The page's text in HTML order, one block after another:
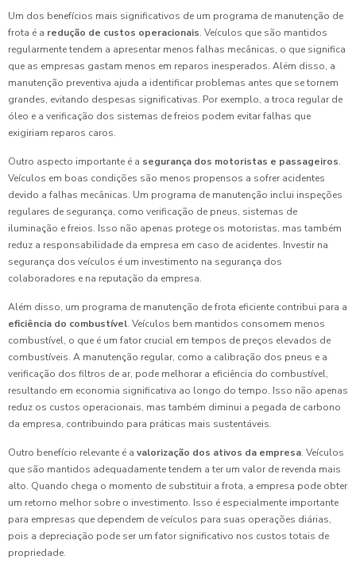
Um dos benefícios mais significativos de um programa de manutenção de
frota é a redução de custos operacionais. Veículos que são mantidos
regularmente tendem a apresentar menos falhas mecânicas, o que significa
que as empresas gastam menos em reparos inesperados. Além disso, a
manutenção preventiva ajuda a identificar problemas antes que se tornem
grandes, evitando despesas significativas. Por exemplo, a troca regular de
óleo e a verificação dos sistemas de freios podem evitar falhas que
exigiriam reparos caros.
Outro aspecto importante é a segurança dos motoristas e passageiros.
Veículos em boas condições são menos propensos a sofrer acidentes
devido a falhas mecânicas. Um programa de manutenção inclui inspeções
regulares de segurança, como verificação de pneus, sistemas de
iluminação e freios. Isso não apenas protege os motoristas, mas também
reduz a responsabilidade da empresa em caso de acidentes. Investir na
segurança dos veículos é um investimento na segurança dos
colaboradores e na reputação da empresa.
Além disso, um programa de manutenção de frota eficiente contribui para a
eficiência do combustível. Veículos bem mantidos consomem menos
combustível, o que é um fator crucial em tempos de preços elevados de
combustíveis. A manutenção regular, como a calibração dos pneus e a
verificação dos filtros de ar, pode melhorar a eficiência do combustível,
resultando em economia significativa ao longo do tempo. Isso não apenas
reduz os custos operacionais, mas também diminui a pegada de carbono
da empresa, contribuindo para práticas mais sustentáveis.
Outro benefício relevante é a valorização dos ativos da empresa. Veículos
que são mantidos adequadamente tendem a ter um valor de revenda mais
alto. Quando chega o momento de substituir a frota, a empresa pode obter
um retorno melhor sobre o investimento. Isso é especialmente importante
para empresas que dependem de veículos para suas operações diárias,
pois a depreciação pode ser um fator significativo nos custos totais de
propriedade.